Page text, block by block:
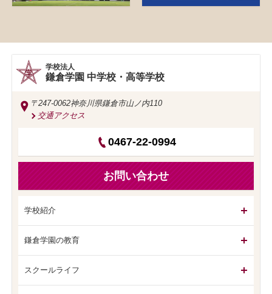
学校法人
鎌倉学園 中学校・高等学校
〒247-0062神奈川県鎌倉市山ノ内110
交通アクセス
0467-22-0994
お問い合わせ
学校紹介
鎌倉学園の教育
スクールライフ